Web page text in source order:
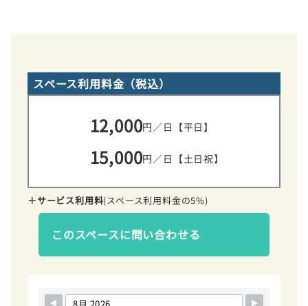
スペース利用料金（税込）
12,000円／日【平日】
15,000円／日【土日祝】
＋サービス利用料(スペース利用料金の5%)
このスペースに問い合わせる